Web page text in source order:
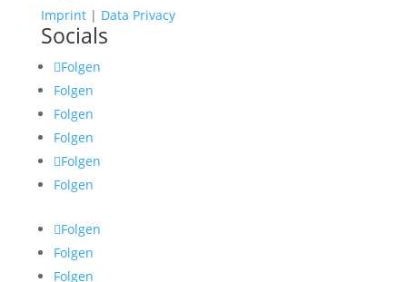
Imprint| Data Privacy
Socials
Folgen
Folgen
Folgen
Folgen
Folgen
Folgen
Folgen
Folgen
Folgen